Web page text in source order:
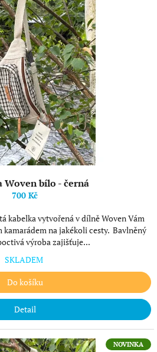
Woven bílo - černá
700 Kč
kabelka vytvořená v dílně Woven Vám
na jakékoli cesty. Bavlněný
výroba zajišťuje...
SKLADEM
Do košíku
Detail
NOVINKA